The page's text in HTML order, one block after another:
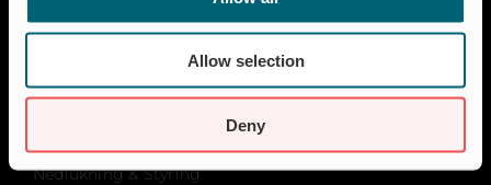
Allow selection
Deny
Nedlukning & Styring